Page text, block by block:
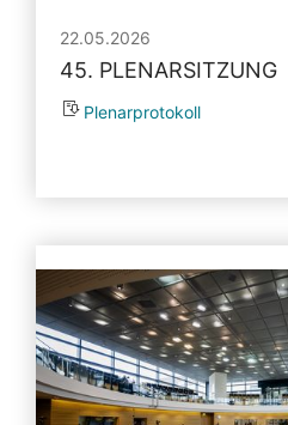
22.05.2026
45. PLENARSITZUNG
Plenarprotokoll